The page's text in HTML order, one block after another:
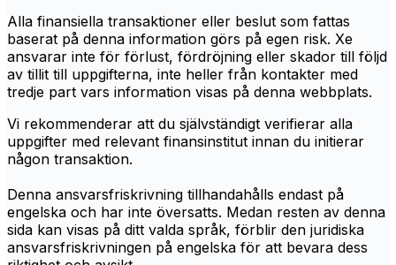
Alla finansiella transaktioner eller beslut som fattas
baserat på denna information görs på egen risk. Xe
ansvarar inte för förlust, fördröjning eller skador till följd
av tillit till uppgifterna, inte heller från kontakter med
tredje part vars information visas på denna webbplats.
Vi rekommenderar att du självständigt verifierar alla
uppgifter med relevant finansinstitut innan du initierar
någon transaktion.
Denna ansvarsfriskrivning tillhandahålls endast på
engelska och har inte översatts. Medan resten av denna
sida kan visas på ditt valda språk, förblir den juridiska
ansvarsfriskrivningen på engelska för att bevara dess